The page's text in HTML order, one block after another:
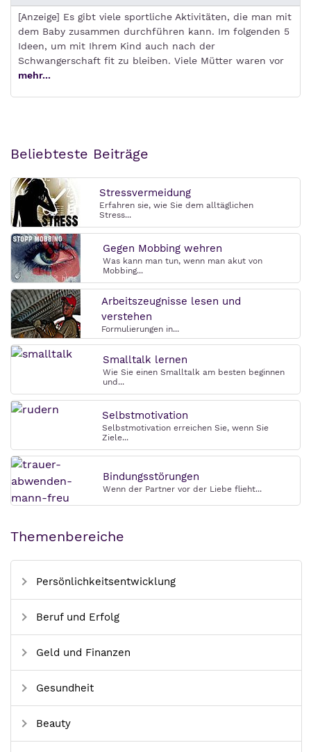
[Anzeige] Es gibt viele sportliche Aktivitäten, die man mit
dem Baby zusammen durchführen kann. Im folgenden 5
Ideen, um mit Ihrem Kind auch nach der
Schwangerschaft fit zu bleiben. Viele Mütter waren vor
mehr...
Beliebteste Beiträge
Stressvermeidung
Erfahren sie, wie Sie dem alltäglichen
Stress...
Gegen Mobbing wehren
Was kann man tun, wenn man akut von
Mobbing...
Arbeitszeugnisse lesen und
verstehen
Formulierungen in...
Smalltalk lernen
Wie Sie einen Smalltalk am besten beginnen
und...
Selbstmotivation
Selbstmotivation erreichen Sie, wenn Sie
Ziele...
Bindungsstörungen
Wenn der Partner vor der Liebe flieht...
Themenbereiche
Persönlichkeitsentwicklung
Beruf und Erfolg
Geld und Finanzen
Gesundheit
Beauty